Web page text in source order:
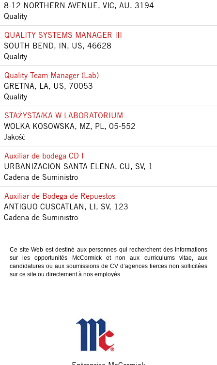
8-12 NORTHERN AVENUE, VIC, AU, 3194
Quality
QUALITY SYSTEMS MANAGER III
SOUTH BEND, IN, US, 46628
Quality
Quality Team Manager (Lab)
GRETNA, LA, US, 70053
Quality
STAŻYSTA/KA W LABORATORIUM
WOLKA KOSOWSKA, MZ, PL, 05-552
Jakość
Auxiliar de bodega CD I
URBANIZACION SANTA ELENA, CU, SV, 1
Cadena de Suministro
Auxiliar de Bodega de Repuestos
ANTIGUO CUSCATLAN, LI, SV, 123
Cadena de Suministro
Ce site Web est destiné aux personnes qui recherchent des informations
sur les opportunités McCormick et non aux curriculums vitae, aux
candidatures ou aux soumissions de CV d’agences tierces non sollicitées
sur ce site ou directement à nos employés.